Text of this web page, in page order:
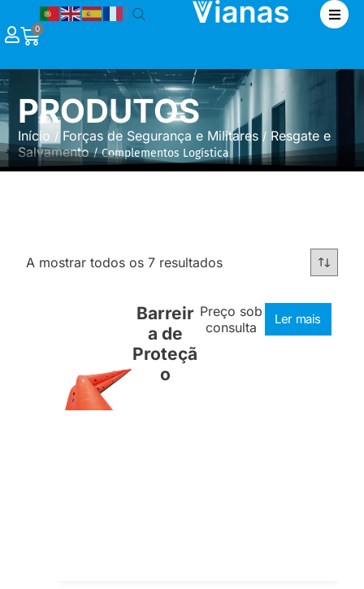
0
PRODUTOS
Início / Forças de Segurança e Militares / Resgate e
Salvamento/ Complementos Logística
A mostrar todos os 7 resultados
Barreir
a de
Proteçã
o
Preço sob
consulta
Ler mais